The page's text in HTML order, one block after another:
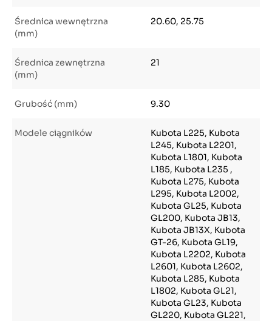
Średnica wewnętrzna
(mm)
20.60, 25.75
Średnica zewnętrzna
(mm)
21
Grubość (mm) 9.30
Modele ciągników
Kubota L225, Kubota
L245, Kubota L2201,
Kubota L1801, Kubota
L185, Kubota L235 ,
Kubota L275, Kubota
L295, Kubota L2002,
Kubota GL25, Kubota
GL200, Kubota JB13,
Kubota JB13X, Kubota
GT-26, Kubota GL19,
Kubota L2202, Kubota
L2601, Kubota L2602,
Kubota L285, Kubota
L1802, Kubota GL21,
Kubota GL23, Kubota
GL220, Kubota GL221,